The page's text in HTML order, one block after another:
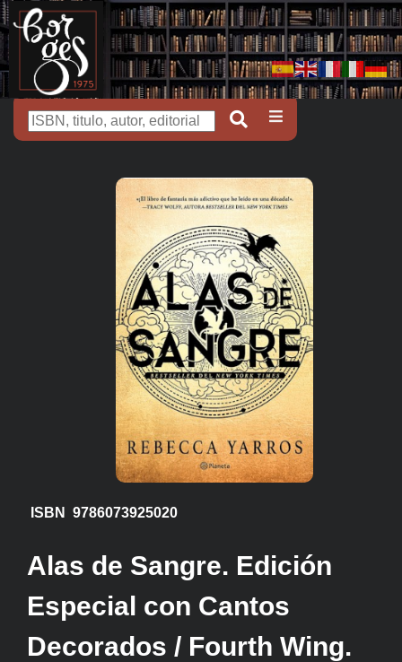
ISBN 9786073925020
Alas de Sangre. Edición
Especial con Cantos
Decorados / Fourth Wing.